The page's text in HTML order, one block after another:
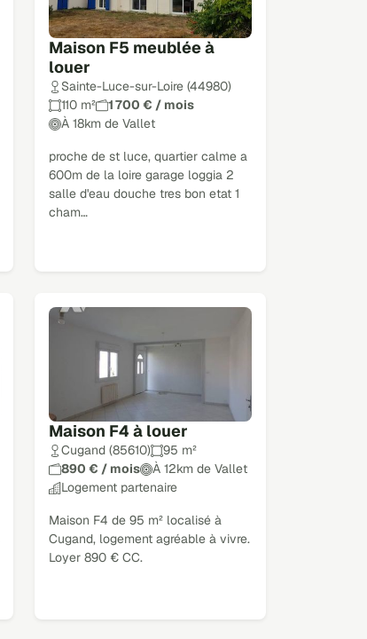
Maison F5 meublée à
louer
Sainte-Luce-sur-Loire (44980)
110 m²
1 700 € / mois
À 18km de Vallet
proche de st luce, quartier calme a
600m de la loire garage loggia 2
salle d'eau douche tres bon etat 1
cham…
Maison F4 à louer
Cugand (85610)
95 m²
890 € / mois
À 12km de Vallet
Logement partenaire
Maison F4 de 95 m² localisé à
Cugand, logement agréable à vivre.
Loyer 890 € CC.